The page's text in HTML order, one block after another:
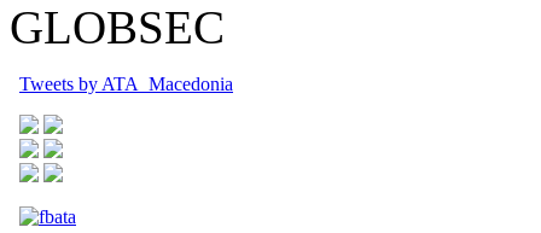
GLOBSEC
Tweets by ATA_Macedonia